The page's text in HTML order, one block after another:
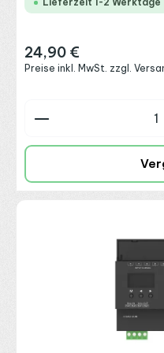
Regulärer Preis:
24,90 €
Preise inkl. MwSt. zzgl.
Produkt Anzahl: